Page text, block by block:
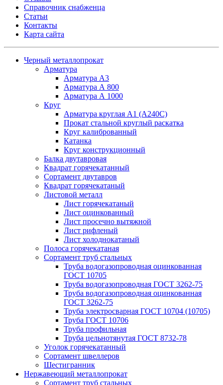
Справочник снабженца
Статьи
Контакты
Карта сайта
Черный металлопрокат
Арматура
Арматура А3
Арматура А 800
Арматура А 1000
Круг
Арматура круглая А1 (А240C)
Прокат стальной круглый раскатка
Круг калиброванный
Катанка
Круг конструкционный
Балка двутавровая
Квадрат горячекатанный
Сортамент двутавров
Квадрат горячекатаный
Листовой металл
Лист горячекатаный
Лист оцинкованный
Лист просечно вытяжной
Лист рифленый
Лист холоднокатаный
Полоса горячекатаная
Сортамент труб стальных
Труба водогазопроводная оцинкованная
ГОСТ 10705
Труба водогазопроводная ГОСТ 3262-75
Труба водогазопроводная оцинкованная
ГОСТ 3262-75
Труба электросварная ГОСТ 10704 (10705)
Труба ГОСТ 10706
Труба профильная
Труба цельнотянутая ГОСТ 8732-78
Уголок горячекатанный
Сортамент швеллеров
Шестигранник
Нержавеющий металлопрокат
Сортамент труб стальных